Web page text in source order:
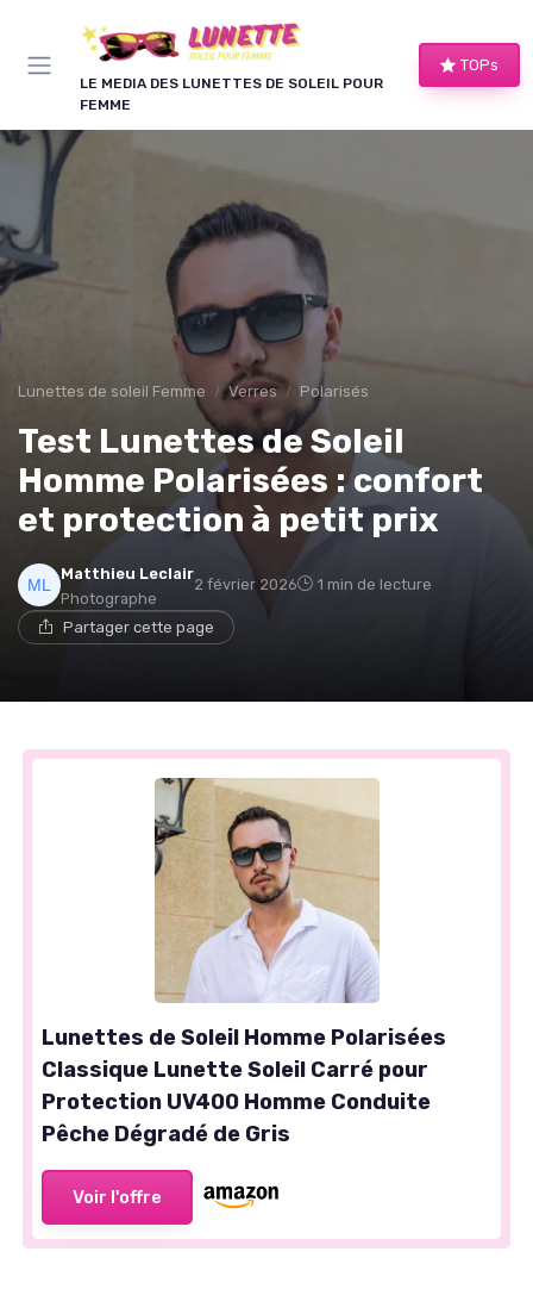
LE MEDIA DES LUNETTES DE SOLEIL POUR
FEMME
TOPs
Lunettes de soleil Femme Verres Polarisés
Test Lunettes de Soleil
Homme Polarisées : confort
et protection à petit prix
Matthieu Leclair
Photographe
2 février 2026 1 min de lecture
Partager cette page
Lunettes de Soleil Homme Polarisées
Classique Lunette Soleil Carré pour
Protection UV400 Homme Conduite
Pêche Dégradé de Gris
Voir l'offre